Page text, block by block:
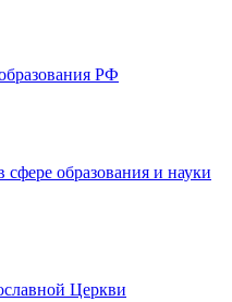
РФ
образования и науки
Церкви